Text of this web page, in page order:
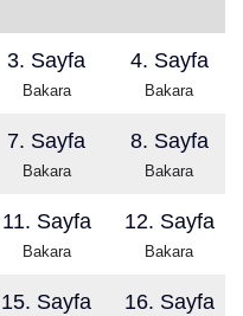
3. Sayfa
Bakara
4. Sayfa
Bakara
7. Sayfa
Bakara
8. Sayfa
Bakara
11. Sayfa
Bakara
12. Sayfa
Bakara
15. Sayfa 16. Sayfa